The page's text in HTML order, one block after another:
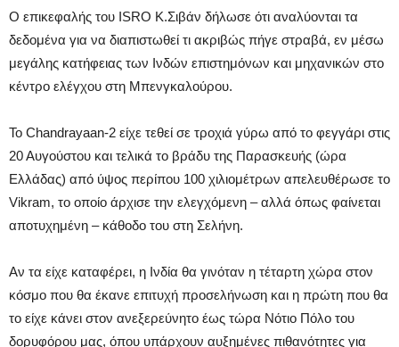
Ο επικεφαλής του ISRO Κ.Σιβάν δήλωσε ότι αναλύονται τα
δεδομένα για να διαπιστωθεί τι ακριβώς πήγε στραβά, εν μέσω
μεγάλης κατήφειας των Ινδών επιστημόνων και μηχανικών στο
κέντρο ελέγχου στη Μπενγκαλούρου.
Το Chandrayaan-2 είχε τεθεί σε τροχιά γύρω από το φεγγάρι στις
20 Αυγούστου και τελικά το βράδυ της Παρασκευής (ώρα
Ελλάδας) από ύψος περίπου 100 χιλιομέτρων απελευθέρωσε το
Vikram, το οποίο άρχισε την ελεγχόμενη – αλλά όπως φαίνεται
αποτυχημένη – κάθοδο του στη Σελήνη.
Αν τα είχε καταφέρει, η Ινδία θα γινόταν η τέταρτη χώρα στον
κόσμο που θα έκανε επιτυχή προσελήνωση και η πρώτη που θα
το είχε κάνει στον ανεξερεύνητο έως τώρα Νότιο Πόλο του
δορυφόρου μας, όπου υπάρχουν αυξημένες πιθανότητες για